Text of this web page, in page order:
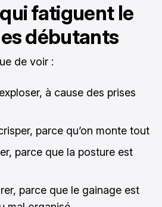
fatiguent le
débutants
de voir :
à cause des prises
parce qu’on monte tout
parce que la posture est
parce que le gainage est